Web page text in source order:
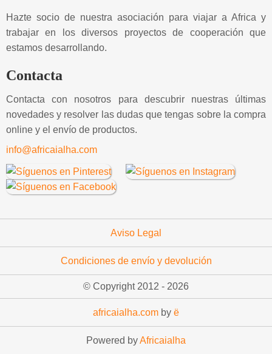
Hazte socio de nuestra asociación para viajar a Africa y
trabajar en los diversos proyectos de cooperación que
estamos desarrollando.
Contacta
Contacta con nosotros para descubrir nuestras últimas
novedades y resolver las dudas que tengas sobre la compra
online y el envío de productos.
info@africaialha.com
Aviso Legal
Condiciones de envío y devolución
© Copyright 2012 - 2026
africaialha.com by ë
Powered byAfricaialha